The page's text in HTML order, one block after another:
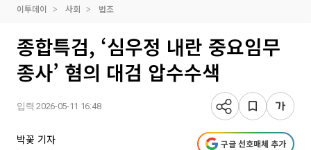
이투데이 사회 법조
종합특검, ‘심우정 내란 중요임무
종사’ 혐의 대검 압수수색
입력 2026-05-11 16:48
박꽃 기자 구글 선호매체 추가